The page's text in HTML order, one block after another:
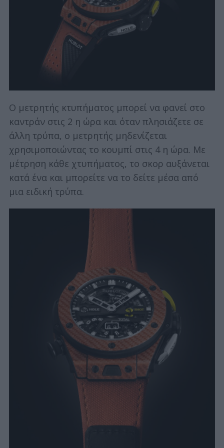
Ο μετρητής κτυπήματος μπορεί να φανεί στο
καντράν στις 2 η ώρα και όταν πλησιάζετε σε
άλλη τρύπα, ο μετρητής μηδενίζεται
χρησιμοποιώντας το κουμπί στις 4 η ώρα. Με
μέτρηση κάθε χτυπήματος, το σκορ αυξάνεται
κατά ένα και μπορείτε να το δείτε μέσα από
μια ειδική τρύπα.